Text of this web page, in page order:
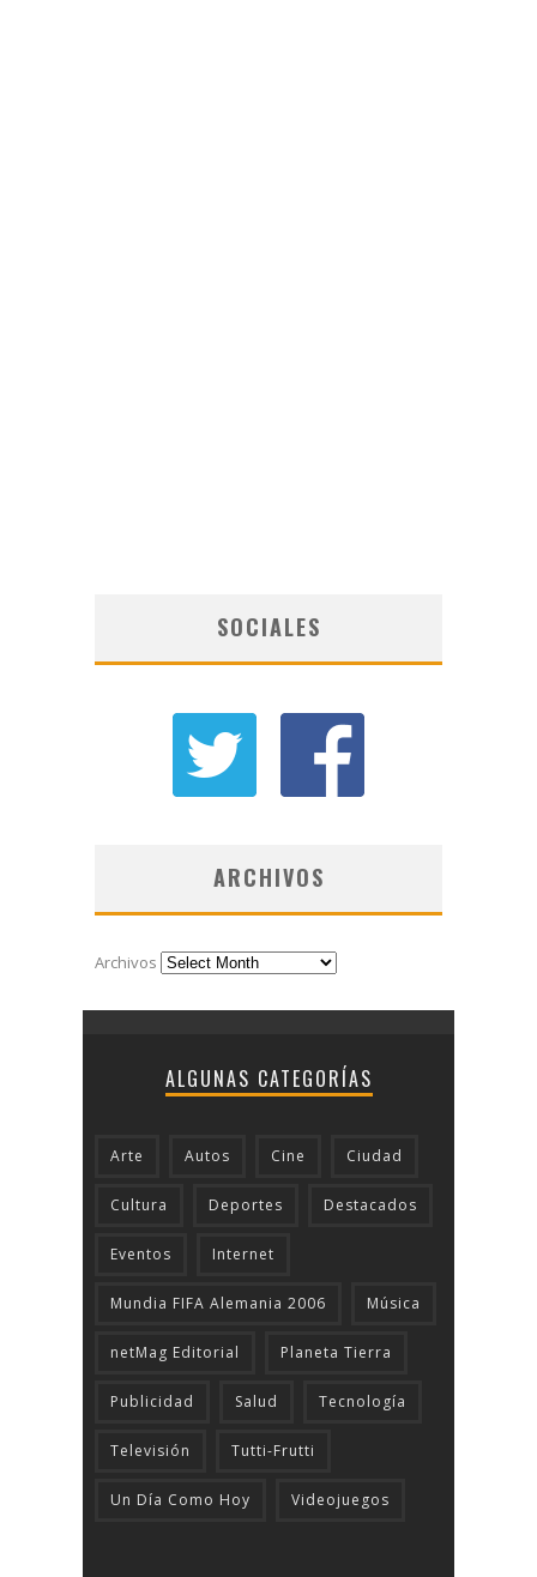
SOCIALES
ARCHIVOS
Archivos
ALGUNAS CATEGORÍAS
Arte Autos Cine Ciudad
Cultura Deportes Destacados
Eventos Internet
Mundia FIFA Alemania 2006 Música
netMag Editorial Planeta Tierra
Publicidad Salud Tecnologí­a
Televisión Tutti-Frutti
Un Día Como Hoy Videojuegos